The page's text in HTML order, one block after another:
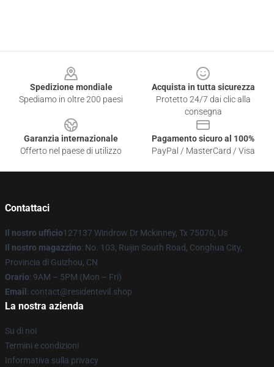
Spedizione mondiale
Spediamo in oltre 200 paesi
Acquista in tutta sicurezza
Protetto 24/7 dai clic alla
consegna
Garanzia internazionale
Offerto nel paese di utilizzo
Pagamento sicuro al 100%
PayPal / MasterCard / Visa
Contattaci
Il nostro ufficio127137 Windrow Dr Mckinney, Tx 75070, Us
Il nostro magazzino: No. 103, Ruijin South Road, Conghua City,
Provincia di Guizhou, CN
Orario: 9AM – 5PM (Mon – Fri)
Email : contact@residentevil.shop
La nostra azienda
Su di noi
Termini e condizioni
Informativa sulla privacy